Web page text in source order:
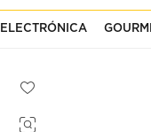
ELECTRÓNICA